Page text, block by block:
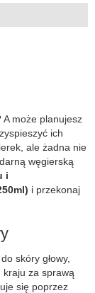
A może planujesz
ich
ale żadna nie
węgierską
i
i przekonaj
skóry głowy,
kraju za sprawą
się poprzez